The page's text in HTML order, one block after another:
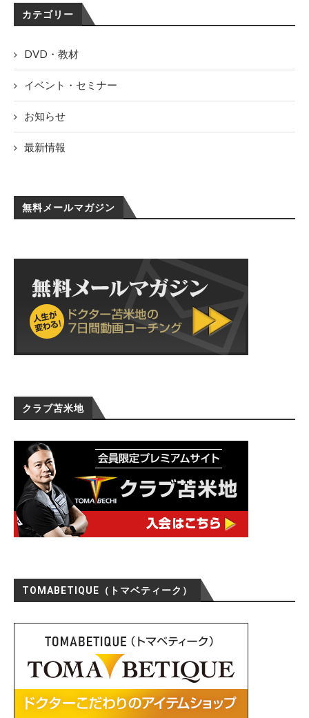
カテゴリー
DVD・教材
イベント・セミナー
お知らせ
最新情報
無料メールマガジン
クラブ苫米地
TOMABETIQUE（トマベティーク）